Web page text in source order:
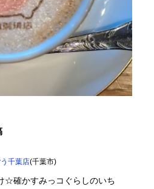
千葉店(千葉市)
☆確かすみっコぐらしのいち